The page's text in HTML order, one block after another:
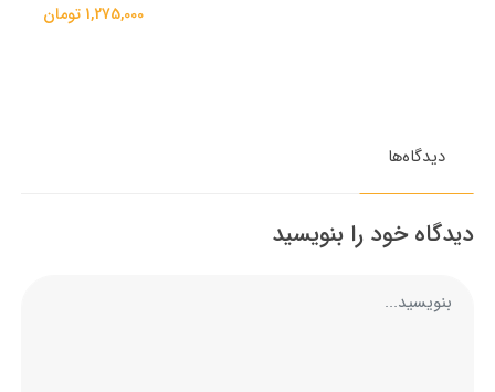
1,275,000 تومان
دیدگاه‌ها
دیدگاه خود را بنویسید